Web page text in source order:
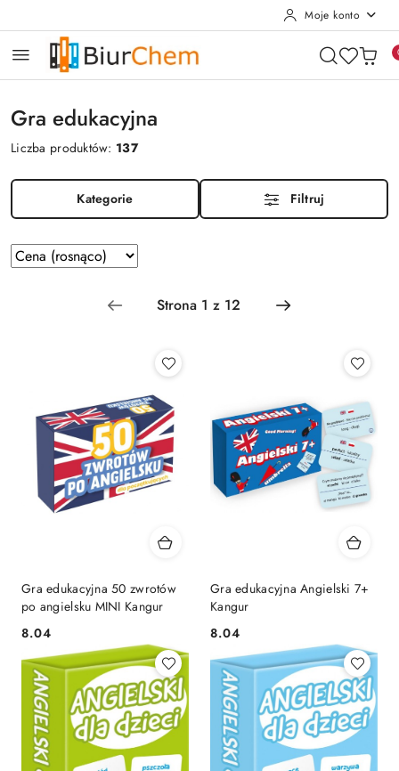
Moje konto
Gra edukacyjna
Liczba produktów: 137
Kategorie Filtruj
Zastosowano
sortowanie:
Sortuj
według
Gra edukacyjna 50 zwrotów
po angielsku MINI Kangur
Cena:
8.04
Gra edukacyjna Angielski 7+
Kangur
Cena:
8.04